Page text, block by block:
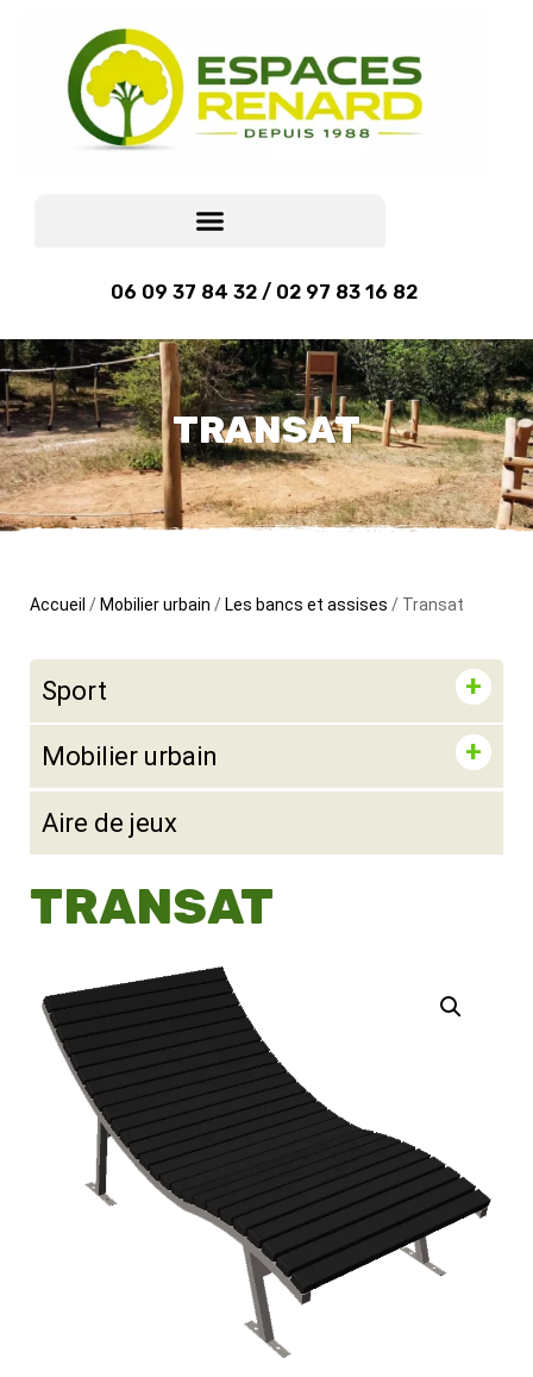
06 09 37 84 32 / 02 97 83 16 82
TRANSAT
Accueil / Mobilier urbain / Les bancs et assises / Transat
Sport
Mobilier urbain
Aire de jeux
TRANSAT